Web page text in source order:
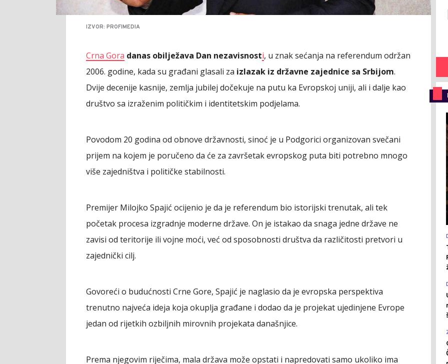
IZVOR: PROFIMEDIA
Crna Gora danas obilježava Dan nezavisnosti, u znak sećanja na referendum održan
2006. godine, kada su građani glasali za izlazak iz državne zajednice sa Srbijom.
Dvije decenije kasnije, zemlja jubilej dočekuje na putu ka Evropskoj uniji, ali i dalje kao
društvo sa izraženim političkim i identitetskim podjelama.
Povodom 20 godina od obnove državnosti, sinoć je u Podgorici organizovan svečani
prijem na kojem je poručeno da će za završetak evropskog puta biti potrebno mnogo
više zajedništva i političke stabilnosti.
Premijer Milojko Spajić ocijenio je da je referendum bio istorijski trenutak, ali tek
početak procesa izgradnje moderne države. On je istakao da snaga jedne države ne
zavisi od teritorije ili vojne moći, već od sposobnosti društva da različitosti pretvori u
zajednički cilj.
Govoreći o budućnosti Crne Gore, Spajić je naglasio da je evropska perspektiva
trenutno najveća ideja koja okuplja građane i dodao da je projekat ujedinjene Evrope
jedan od rijetkih ozbiljnih mirovnih projekata današnjice.
Prema njegovim riječima, mala država može opstati i napredovati samo ukoliko ima